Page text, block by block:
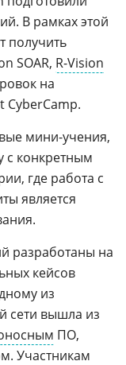
В рамках этой
получить
SOAR, R-Vision
на
CyberCamp.
мини-учения,
с конкретным
где работа с
является
разработаны на
кейсов
из
сети вышла из
ПО,
Участникам